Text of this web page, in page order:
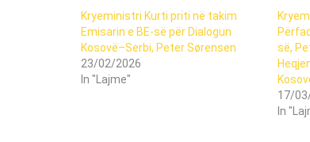
Kryeministri Kurti priti në takim
Emisarin e BE-së për Dialogun
Kosovë–Serbi, Peter Sørensen
23/02/2026
In "Lajme"
së,
17/
In